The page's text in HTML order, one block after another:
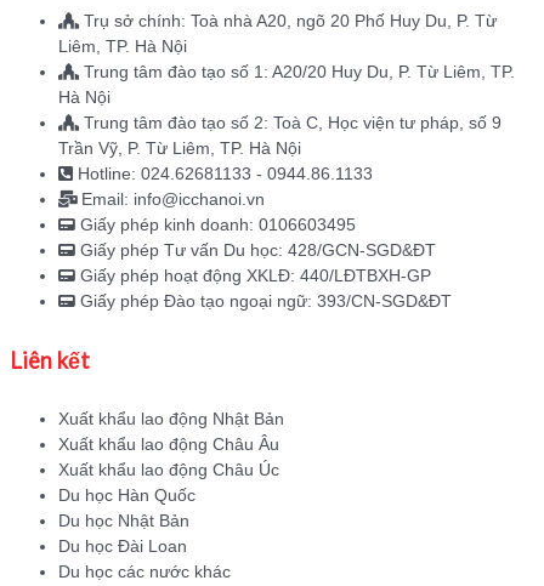
Trụ sở chính: Toà nhà A20, ngõ 20 Phố Huy Du, P. Từ
Liêm, TP. Hà Nội
Trung tâm đào tạo số 1: A20/20 Huy Du, P. Từ Liêm, TP.
Hà Nội
Trung tâm đào tạo số 2: Toà C, Học viện tư pháp, số 9
Trần Vỹ, P. Từ Liêm, TP. Hà Nội
Hotline: 024.62681133 - 0944.86.1133
Email: info@icchanoi.vn
Giấy phép kinh doanh: 0106603495
Giấy phép Tư vấn Du học: 428/GCN-SGD&ĐT
Giấy phép hoạt động XKLĐ: 440/LĐTBXH-GP
Giấy phép Đào tạo ngoại ngữ: 393/CN-SGD&ĐT
Liên kết
Xuất khẩu lao động Nhật Bản
Xuất khẩu lao động Châu Âu
Xuất khẩu lao động Châu Úc
Du học Hàn Quốc
Du học Nhật Bản
Du học Đài Loan
Du học các nước khác